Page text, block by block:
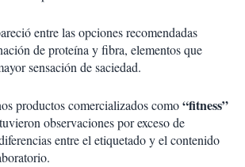
entre las opciones recomendadas
de proteína y fibra, elementos que
sensación de saciedad.
productos comercializados como“fitness”
observaciones por exceso de
entre el etiquetado y el contenido